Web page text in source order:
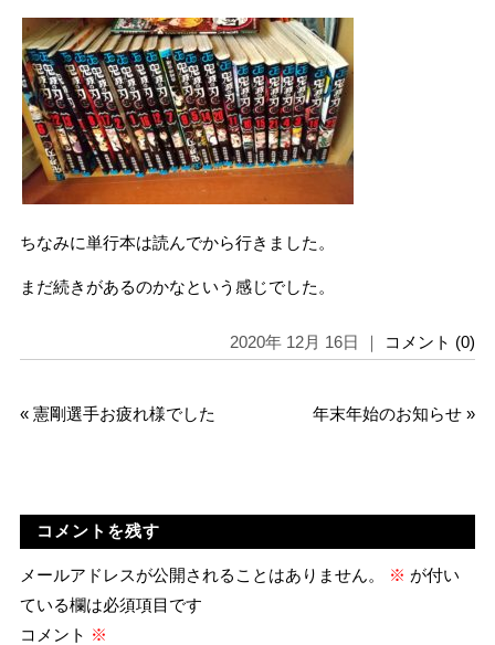
ちなみに単行本は読んでから行きました。
まだ続きがあるのかなという感じでした。
2020年 12月 16日 ｜ コメント (0)
« 憲剛選手お疲れ様でした 年末年始のお知らせ »
コメントを残す
メールアドレスが公開されることはありません。 ※ が付い
ている欄は必須項目です
コメント ※